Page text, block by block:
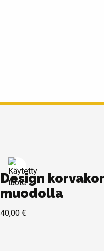
Design
muodolla
40,00 €